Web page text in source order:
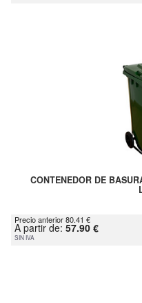
CONTENEDOR DE
Precio anterior 80.41 €
A partir de: 57.90 €
SIN IVA